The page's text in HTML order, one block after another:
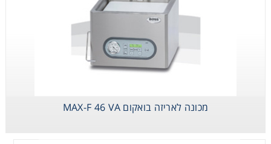
מכונה לאריזה בואקום MAX-F 46 VA